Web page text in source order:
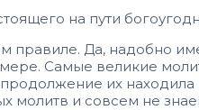
на пути
правиле. Да, надобно
Самые великие
их
молитв и совсем не